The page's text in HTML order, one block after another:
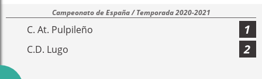
Campeonato de España / Temporada 2020-2021
C. At. Pulpileño 1
C.D. Lugo 2